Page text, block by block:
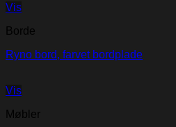
Vis
Borde
Ryno bord, farvet bordplade
Vis
Møbler